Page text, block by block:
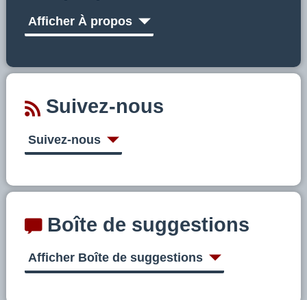
Afficher À propos
Suivez-nous
Suivez-nous
Boîte de suggestions
Afficher Boîte de suggestions